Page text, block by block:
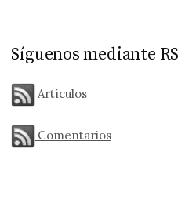
Síguenos mediante
Artículos
Comentarios